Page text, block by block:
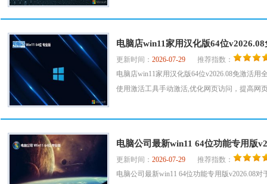
电脑店win11家用汉化版64位v2026.08
更新时间： 2026-07-29
推荐指数：
电脑店win11家用汉化版64位v2026.08免激活
使用激活工具手动激活,优化网页访问，提高网
电脑公司最新win11 64位功能专用版
更新时间： 2026-07-29
推荐指数：
电脑公司最新win11 64位功能专用版v2026.08